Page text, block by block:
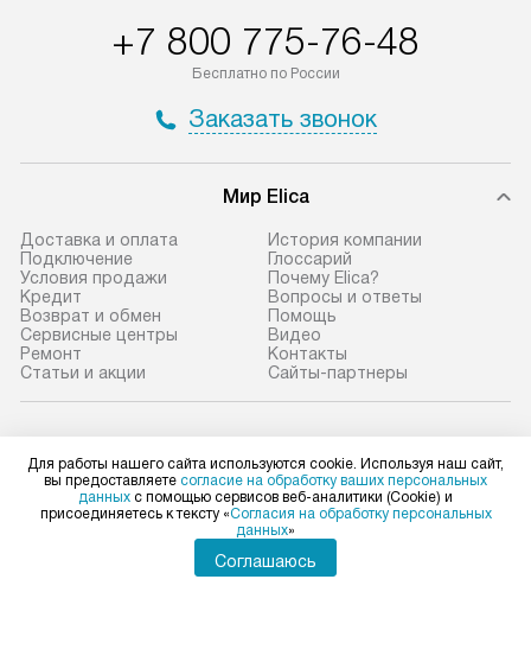
+7 800 775-76-48
Бесплатно по России
Заказать звонок
Мир Elica
Доставка и оплата
Подключение
Условия продажи
Кредит
Возврат и обмен
Сервисные центры
Ремонт
Статьи и акции
История компании
Глоссарий
Почему Elica?
Вопросы и ответы
Помощь
Видео
Контакты
Сайты-партнеры
Для физических лиц
shop@elicahome.ru
Для работы нашего сайта используются cookie. Используя наш сайт,
вы предоставляете согласие на обработку ваших персональных
данных с помощью сервисов веб-аналитики (Cookie) и
присоединяетесь к тексту «Согласия на обработку персональных
данных»
Соглашаюсь